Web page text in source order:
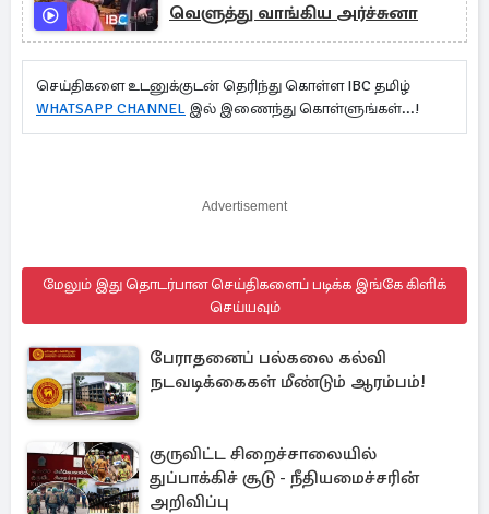
வெளுத்து வாங்கிய அர்ச்சுனா
செய்திகளை உடனுக்குடன் தெரிந்து கொள்ள IBC தமிழ்
WHATSAPP CHANNEL இல் இணைந்து கொள்ளுங்கள்...!
Advertisement
மேலும் இது தொடர்பான செய்திகளைப் படிக்க இங்கே கிளிக்
செய்யவும்
பேராதனைப் பல்கலை கல்வி
நடவடிக்கைகள் மீண்டும் ஆரம்பம்!
குருவிட்ட சிறைச்சாலையில்
துப்பாக்கிச் சூடு - நீதியமைச்சரின்
அறிவிப்பு